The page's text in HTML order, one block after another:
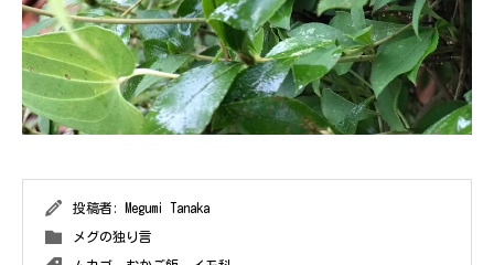
投稿者: Megumi Tanaka
メグの独り言